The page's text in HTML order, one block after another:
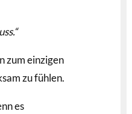
zum einzigen
zu fühlen.
es